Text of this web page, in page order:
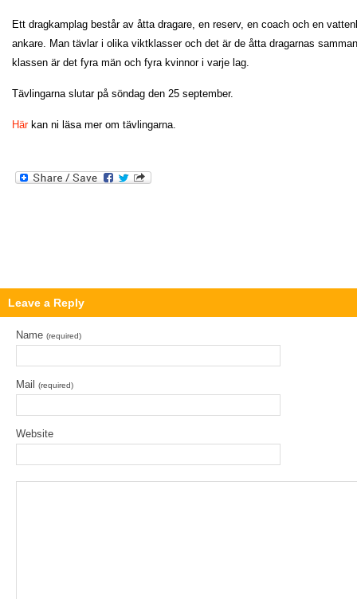
Ett dragkamplag består av åtta dragare, en reserv, en coach och en
ankare. Man tävlar i olika viktklasser och det är de åtta dragarnas
klassen är det fyra män och fyra kvinnor i varje lag.
Tävlingarna slutar på söndag den 25 september.
Härkan ni läsa mer om tävlingarna.
Leave a Reply
Name (required)
Mail (required)
Website